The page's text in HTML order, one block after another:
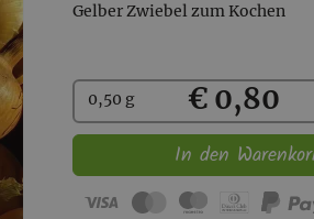
Gelber Zwiebel zum Kochen
Kaufen
0,50 g € 0,80
In den